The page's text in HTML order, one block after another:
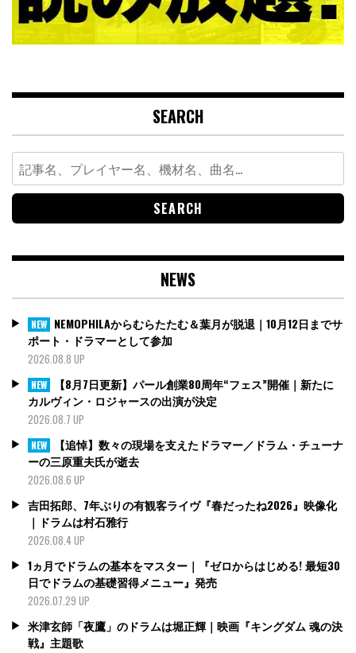
SEARCH
Search
for:
NEWS
NEW NEMOPHILAからむらたたむ＆葉月が脱退｜10月12日までサ
ポート・ドラマーとして参加
2026.08.8 UP
NEW
【8月7日更新】パール創業80周年“フェス”開催｜新たに
カルヴィン・ロジャースの出演が決定
2026.08.7 UP
NEW
【追悼】数々の現場を支えたドラマー／ドラム・チューナ
ーの三原重夫氏が逝去
2026.08.6 UP
吉田拓郎、7年ぶりの有観客ライヴ『春だったね2026』映像化
｜ドラムは村石雅行
2026.08.4 UP
1ヵ月でドラムの基本をマスター｜『ゼロからはじめる! 最短30
日でドラムの基礎習得メニュー』発売
2026.07.29 UP
米津玄師「夜鷹」のドラムは堀正輝｜映画『キングダム 魂の決
戦』主題歌